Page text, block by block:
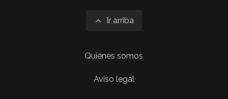
Ir arriba
Quiénes somos
Aviso legal